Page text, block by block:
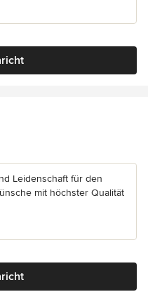
5 Sternen
Leidenschaft für den
mit höchster Qualität